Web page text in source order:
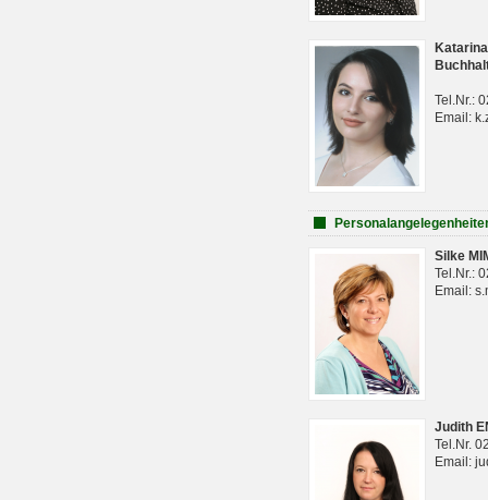
Tel.Nr.:
Email:
Silke
Tel.Nr.:
Email:
Judith
Tel.Nr.
Email: